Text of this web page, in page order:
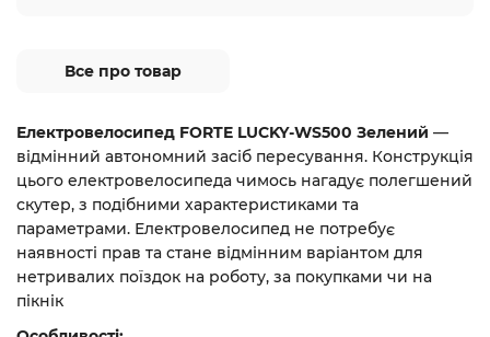
Все про товар
Електровелосипед FORTE LUCKY-WS500 Зелений —
відмінний автономний засіб пересування. Конструкція
цього електровелосипеда чимось нагадує полегшений
скутер, з подібними характеристиками та
параметрами. Електровелосипед не потребує
наявності прав та стане відмінним варіантом для
нетривалих поїздок на роботу, за покупками чи на
пікнік